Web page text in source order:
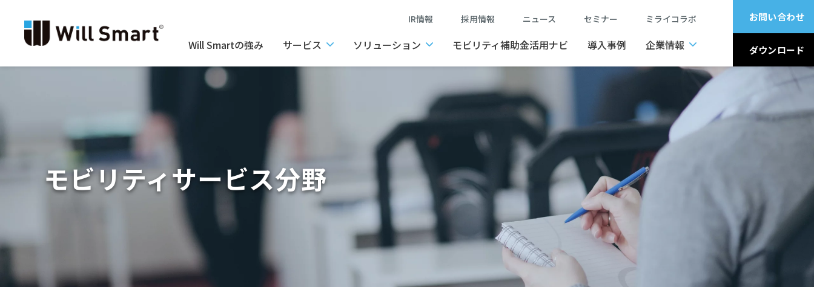
IR情報 採用情報 ニュース セミナー ミライコラボ
Will Smartの強み サービス ソリューション モビリティ補助金活用ナビ 導入事例 企業情報
お問い合わせ
ダウンロード
モビリティサービス分野